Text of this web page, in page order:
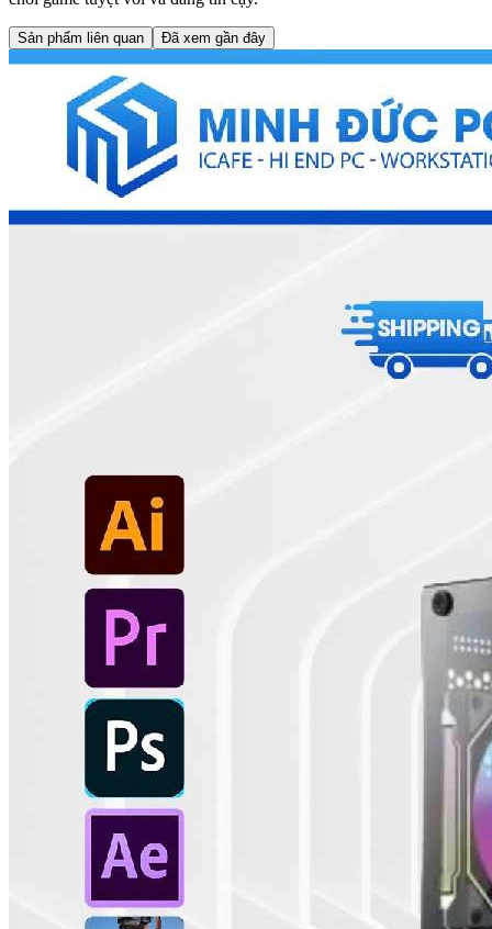
Sản phẩm liên quan Đã xem gần đây